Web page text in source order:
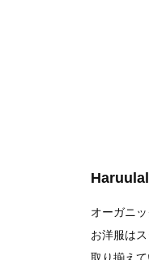
オーガニ
お洋服は